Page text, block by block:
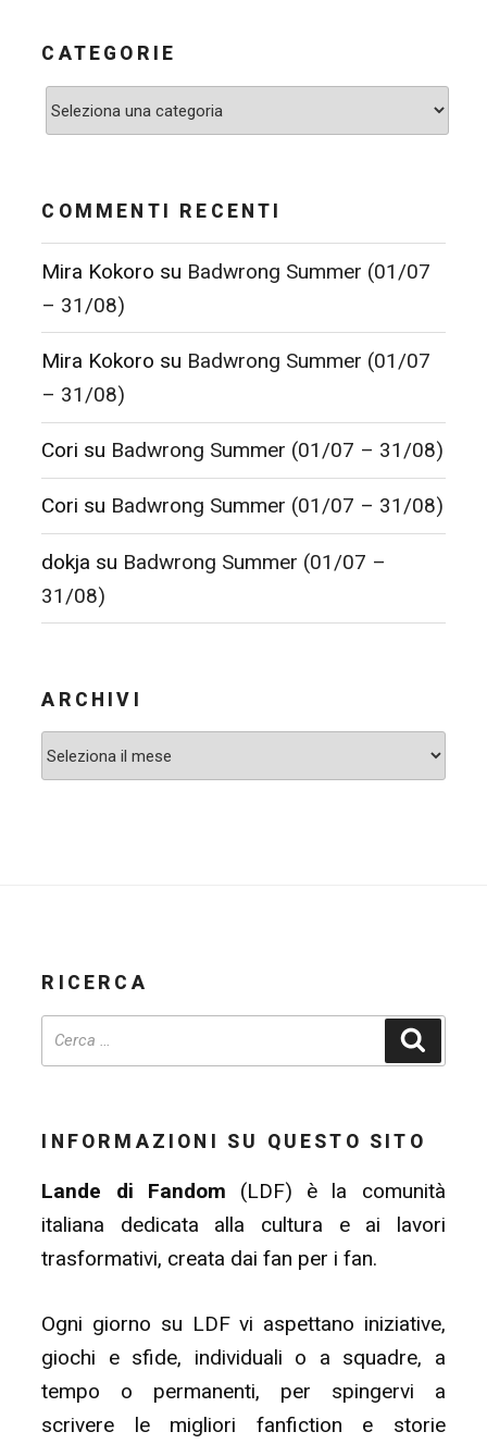
CATEGORIE
Categorie
COMMENTI RECENTI
Mira Kokoro su Badwrong Summer (01/07
– 31/08)
Mira Kokoro su Badwrong Summer (01/07
– 31/08)
Cori su Badwrong Summer (01/07 – 31/08)
Cori su Badwrong Summer (01/07 – 31/08)
dokja su Badwrong Summer (01/07 –
31/08)
ARCHIVI
Archivi
RICERCA
INFORMAZIONI SU QUESTO SITO
Lande di Fandom (LDF) è la comunità
italiana dedicata alla cultura e ai lavori
trasformativi, creata dai fan per i fan.
Ogni giorno su LDF vi aspettano iniziative,
giochi e sfide, individuali o a squadre, a
tempo o permanenti, per spingervi a
scrivere le migliori fanfiction e storie